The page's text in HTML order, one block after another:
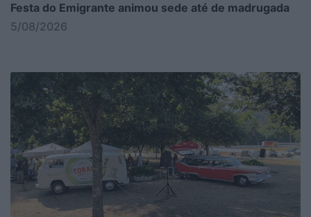
Festa do Emigrante animou sede até de madrugada
5/08/2026